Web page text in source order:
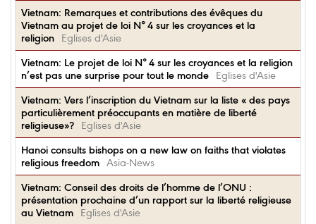
Vietnam: Remarques et contributions des évêques du
Vietnam au projet de loi N° 4 sur les croyances et la
religion
Eglises d'Asie
Vietnam: Le projet de loi N° 4 sur les croyances et la religion
n’est pas une surprise pour tout le monde
Eglises d'Asie
Vietnam: Vers l’inscription du Vietnam sur la liste « des pays
particulièrement préoccupants en matière de liberté
religieuse»?
Eglises d'Asie
Hanoi consults bishops on a new law on faiths that violates
religious freedom Asia-News
Vietnam: Conseil des droits de l’homme de l’ONU :
présentation prochaine d’un rapport sur la liberté religieuse
au Vietnam
Eglises d'Asie